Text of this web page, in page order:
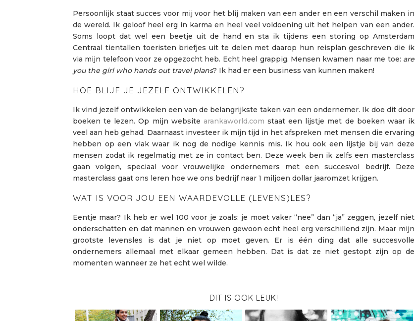
Persoonlijk staat succes voor mij voor het blij maken van een ander en een verschil maken in
de wereld. Ik geloof heel erg in karma en heel veel voldoening uit het helpen van een ander.
Soms loopt dat wel een beetje uit de hand en sta ik tijdens een storing op Amsterdam
Centraal tientallen toeristen briefjes uit te delen met daarop hun reisplan geschreven die ik
via mijn telefoon voor ze opgezocht heb. Echt heel grappig. Mensen kwamen naar me toe: are
you the girl who hands out travel plans? Ik had er een business van kunnen maken!
HOE BLIJF JE JEZELF ONTWIKKELEN?
Ik vind jezelf ontwikkelen een van de belangrijkste taken van een ondernemer. Ik doe dit door
boeken te lezen. Op mijn website arankaworld.com staat een lijstje met de boeken waar ik
veel aan heb gehad. Daarnaast investeer ik mijn tijd in het afspreken met mensen die ervaring
hebben op een vlak waar ik nog de nodige kennis mis. Ik hou ook een lijstje bij van deze
mensen zodat ik regelmatig met ze in contact ben. Deze week ben ik zelfs een masterclass
gaan volgen, speciaal voor vrouwelijke ondernemers met een succesvol bedrijf. Deze
masterclass gaat ons leren hoe we ons bedrijf naar 1 miljoen dollar jaaromzet krijgen.
WAT IS VOOR JOU EEN WAARDEVOLLE (LEVENS)LES?
Eentje maar? Ik heb er wel 100 voor je zoals: je moet vaker “nee” dan “ja” zeggen, jezelf niet
onderschatten en dat mannen en vrouwen gewoon echt heel erg verschillend zijn. Maar mijn
grootste levensles is dat je niet op moet geven. Er is één ding dat alle succesvolle
ondernemers allemaal met elkaar gemeen hebben. Dat is dat ze niet gestopt zijn op de
momenten wanneer ze het echt wel wilde.
DIT IS OOK LEUK!